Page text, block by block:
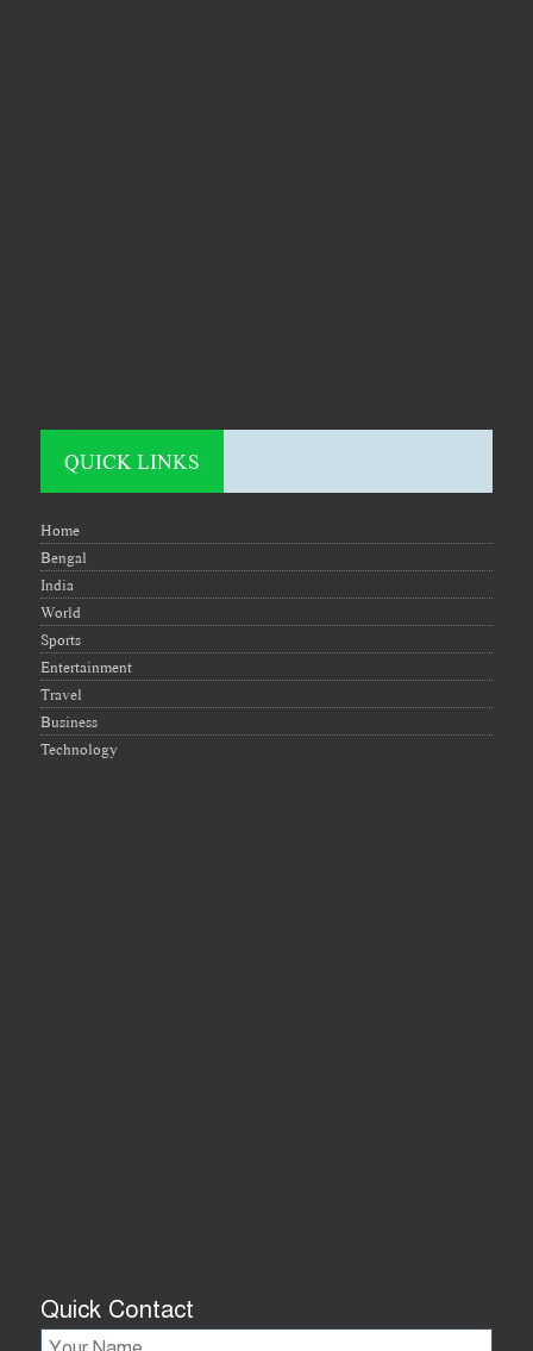
QUICK LINKS
Home
Bengal
India
World
Sports
Entertainment
Travel
Business
Technology
Quick Contact